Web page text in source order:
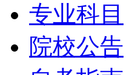
专业科目
院校公告